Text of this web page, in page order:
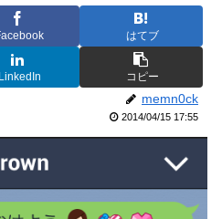
はてブ
LinkedIn コピー
memn0ck
2014/04/15 17:55